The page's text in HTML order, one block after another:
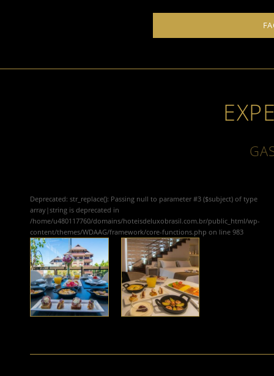
Deprecated: str_replace(): Passing null to parameter #3 ($subject) of type
array|string is deprecated in
/home/u480117760/domains/hoteisdeluxobrasil.com.br/public_html/wp-
content/themes/WDAAG/framework/core-functions.php on line 983